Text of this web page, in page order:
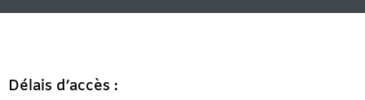
Délais d’accès :